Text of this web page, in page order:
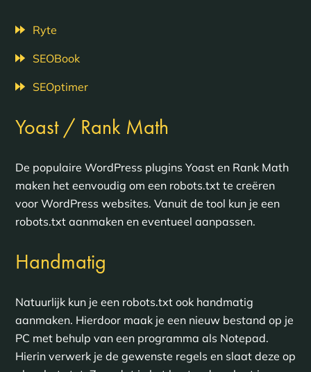
Ryte
SEOBook
SEOptimer
Yoast / Rank Math
De populaire WordPress plugins Yoast en Rank Math
maken het eenvoudig om een robots.txt te creëren
voor WordPress websites. Vanuit de tool kun je een
robots.txt aanmaken en eventueel aanpassen.
Handmatig
Natuurlijk kun je een robots.txt ook handmatig
aanmaken. Hierdoor maak je een nieuw bestand op je
PC met behulp van een programma als Notepad.
Hierin verwerk je de gewenste regels en slaat deze op